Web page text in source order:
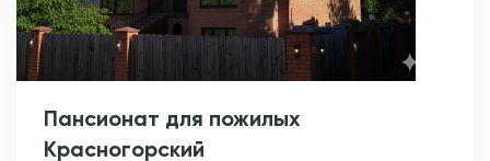
Пансионат для пожилых
Красногорский